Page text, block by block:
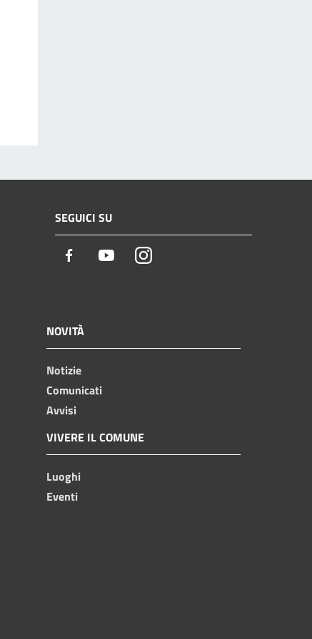
SEGUICI SU
Facebook YoutubeInstagram
NOVITÀ
Notizie
Comunicati
Avvisi
VIVERE IL COMUNE
Luoghi
Eventi